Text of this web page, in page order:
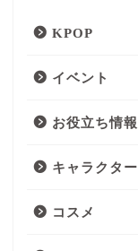
KPOP
イベント
お役立ち情報
キャラクター
コスメ